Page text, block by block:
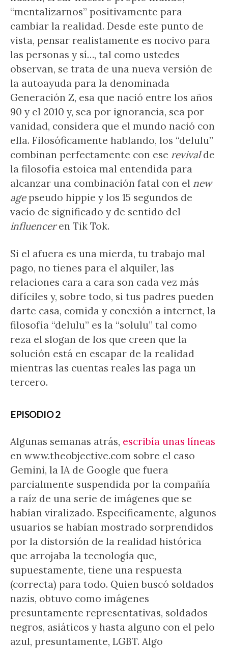
“mentalizarnos” positivamente para
cambiar la realidad. Desde este punto de
vista, pensar realistamente es nocivo para
las personas y sí…, tal como ustedes
observan, se trata de una nueva versión de
la autoayuda para la denominada
Generación Z, esa que nació entre los años
90 y el 2010 y, sea por ignorancia, sea por
vanidad, considera que el mundo nació con
ella. Filosóficamente hablando, los “delulu”
combinan perfectamente con ese revivalde
la filosofía estoica mal entendida para
alcanzar una combinación fatal con el new
agepseudo hippie y los 15 segundos de
vacío de significado y de sentido del
influenceren Tik Tok.
Si el afuera es una mierda, tu trabajo mal
pago, no tienes para el alquiler, las
relaciones cara a cara son cada vez más
difíciles y, sobre todo, si tus padres pueden
darte casa, comida y conexión a internet, la
filosofía “delulu” es la “solulu” tal como
reza el slogan de los que creen que la
solución está en escapar de la realidad
mientras las cuentas reales las paga un
tercero.
EPISODIO 2
Algunas semanas atrás, escribía unas líneas
en www.theobjective.com sobre el caso
Gemini, la IA de Google que fuera
parcialmente suspendida por la compañía
a raíz de una serie de imágenes que se
habían viralizado. Específicamente, algunos
usuarios se habían mostrado sorprendidos
por la distorsión de la realidad histórica
que arrojaba la tecnología que,
supuestamente, tiene una respuesta
(correcta) para todo. Quien buscó soldados
nazis, obtuvo como imágenes
presuntamente representativas, soldados
negros, asiáticos y hasta alguno con el pelo
azul, presuntamente, LGBT. Algo